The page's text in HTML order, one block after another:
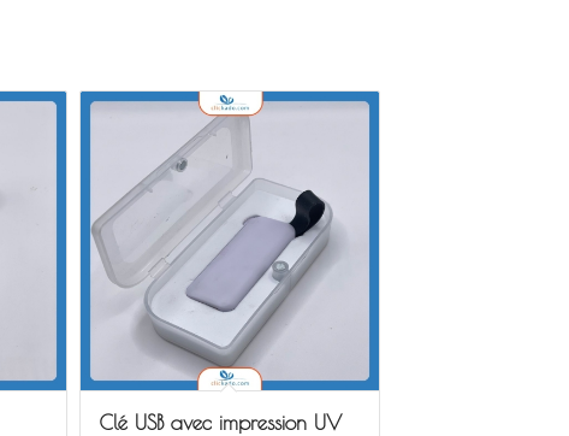
Clé USB avec impression UV